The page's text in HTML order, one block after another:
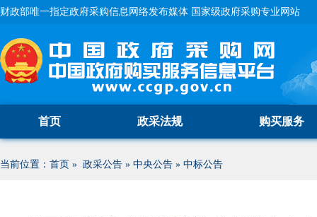
财政部唯一指定政府采购信息网络发布媒体 国家级政府采购专业网站
首页 政采法规 购买服务
当前位置： 首页 » 政采公告 » 中央公告 » 中标公告